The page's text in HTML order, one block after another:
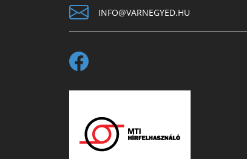
INFO@VARNEGYED.HU